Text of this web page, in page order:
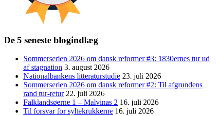
De 5 seneste blogindlæg
Sommerserien 2026 om dansk reformer #3: 1830ernes tur ud
af stagnation 3. august 2026
Nationalbankens litteraturstudie 23. juli 2026
Sommerserien 2026 om dansk reformer #2: Til afgrundens
rand tur-retur 22. juli 2026
Falklandsøerne 1 – Malvinas 2 16. juli 2026
Til forsvar for syltekrukkerne 16. juli 2026